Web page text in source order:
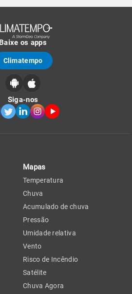
Baixe os apps
Climatempo
Siga-nos
Mapas
Temperatura
Chuva
Acumulado de chuva
Pressão
Umidade relativa
Vento
Risco de Incêndio
Satélite
Chuva Agora